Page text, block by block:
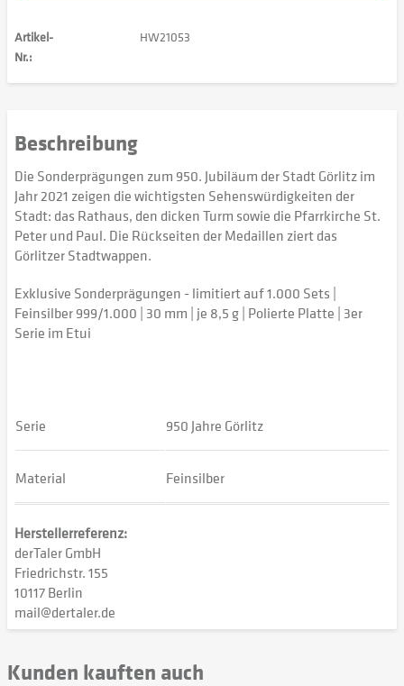
Artikel-
Nr.:
HW21053
Beschreibung
Die Sonderprägungen zum 950. Jubiläum der Stadt Görlitz im
Jahr 2021 zeigen die wichtigsten Sehenswürdigkeiten der
Stadt: das Rathaus, den dicken Turm sowie die Pfarrkirche St.
Peter und Paul. Die Rückseiten der Medaillen ziert das
Görlitzer Stadtwappen.
Exklusive Sonderprägungen - limitiert auf 1.000 Sets |
Feinsilber 999/1.000 | 30 mm | je 8,5 g | Polierte Platte | 3er
Serie im Etui
Serie 950 Jahre Görlitz
Material Feinsilber
Herstellerreferenz:
derTaler GmbH
Friedrichstr. 155
10117 Berlin
mail@dertaler.de
Kunden kauften auch